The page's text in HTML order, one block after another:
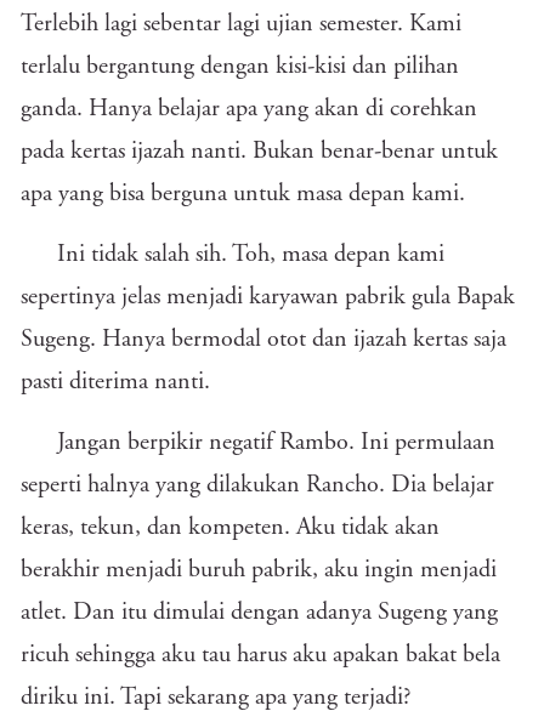
Terlebih lagi sebentar lagi ujian semester. Kami
terlalu bergantung dengan kisi-kisi dan pilihan
ganda. Hanya belajar apa yang akan di corehkan
pada kertas ijazah nanti. Bukan benar-benar untuk
apa yang bisa berguna untuk masa depan kami.
Ini tidak salah sih. Toh, masa depan kami
sepertinya jelas menjadi karyawan pabrik gula Bapak
Sugeng. Hanya bermodal otot dan ijazah kertas saja
pasti diterima nanti.
Jangan berpikir negatif Rambo. Ini permulaan
seperti halnya yang dilakukan Rancho. Dia belajar
keras, tekun, dan kompeten. Aku tidak akan
berakhir menjadi buruh pabrik, aku ingin menjadi
atlet. Dan itu dimulai dengan adanya Sugeng yang
ricuh sehingga aku tau harus aku apakan bakat bela
diriku ini. Tapi sekarang apa yang terjadi?